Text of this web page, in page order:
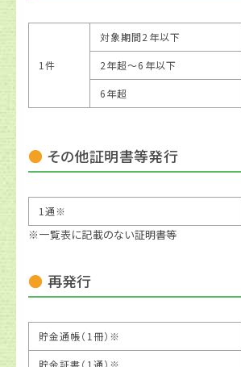
1件
対象期間2年以下
2年超〜6年以下
6年超
その他証明書等発行
1通※
※一覧表に記載のない証明書等
再発行
貯金通帳（1冊）※